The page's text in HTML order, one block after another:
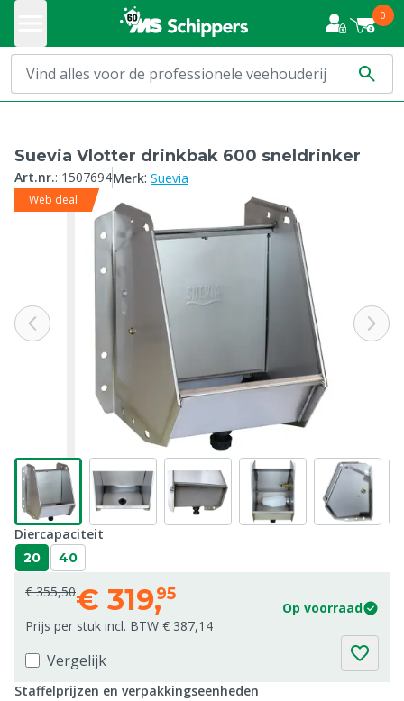
0
Suevia Vlotter drinkbak 600 sneldrinker
Art.nr.: 1507694Merk: Suevia
Web deal
Diercapaciteit
20 40
€ 355,50€ 319,95
Op voorraad
Prijs per stuk incl. BTW € 387,14
Vergelijk
Staffelprijzen en verpakkingseenheden